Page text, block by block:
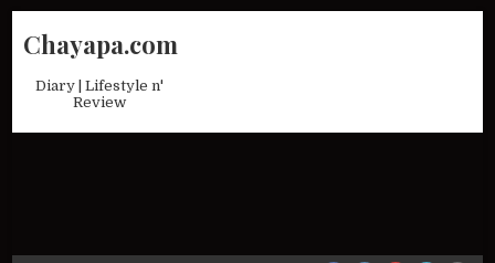
Chayapa.com
Diary | Lifestyle n'
Review